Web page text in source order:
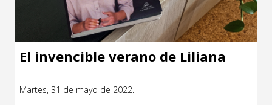
El invencible verano de Liliana
Martes, 31 de mayo de 2022.